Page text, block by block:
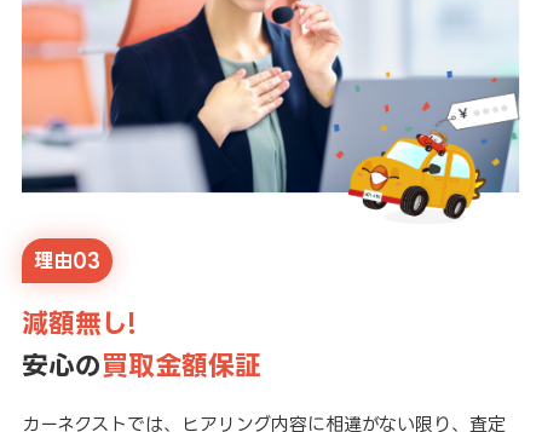
理由03
減額無し!
安心の買取金額保証
カーネクストでは、ヒアリング内容に相違がない限り、査定